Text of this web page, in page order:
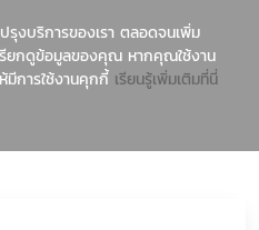
-ไทย อย่างมืออาชีพ
รุงบริการของเรา ตลอดจนเพิ่ม
ยกดูข้อมูลของคุณ หากคุณใช้งาน
มีการใช้งานคุกกี้ เรียนรู้เพิ่มเติมที่นี่